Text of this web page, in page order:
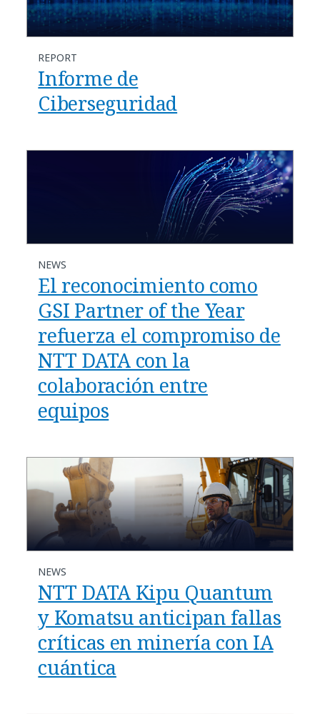
REPORT
Informe de
Ciberseguridad
NEWS
El reconocimiento como
GSI Partner of the Year
refuerza el compromiso de
NTT DATA con la
colaboración entre
equipos
NEWS
NTT DATA Kipu Quantum
y Komatsu anticipan fallas
críticas en minería con IA
cuántica